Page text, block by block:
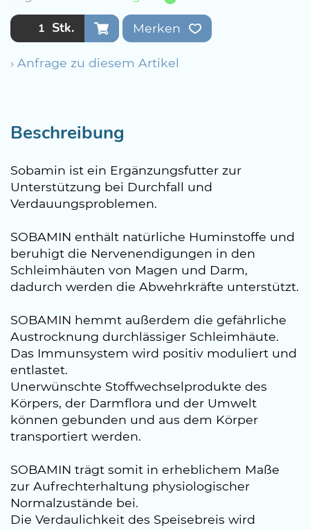
Stk. Merken
› Anfrage zu diesem Artikel
Beschreibung
Sobamin ist ein Ergänzungsfutter zur
Unterstützung bei Durchfall und
Verdauungsproblemen.
SOBAMIN enthält natürliche Huminstoffe und
beruhigt die Nervenendigungen in den
Schleimhäuten von Magen und Darm,
dadurch werden die Abwehrkräfte unterstützt.
SOBAMIN hemmt außerdem die gefährliche
Austrocknung durchlässiger Schleimhäute.
Das Immunsystem wird positiv moduliert und
entlastet.
Unerwünschte Stoffwechselprodukte des
Körpers, der Darmflora und der Umwelt
können gebunden und aus dem Körper
transportiert werden.
SOBAMIN trägt somit in erheblichem Maße
zur Aufrechterhaltung physiologischer
Normalzustände bei.
Die Verdaulichkeit des Speisebreis wird